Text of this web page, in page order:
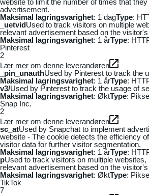
advertisement.
Maksimal lagringsvarighet: 1 dagType:
_uetvidUsed to track visitors on multiple
relevant advertisement based on the
Maksimal lagringsvarighet: 1 årType:
Pinterest
2
Lær mer om denne leverandøren
_pin_unauthUsed by Pinterest to track the
Maksimal lagringsvarighet: 1 årType:
v3/Used by Pinterest to track the usage of
Maksimal lagringsvarighet: ØktType:
Snap Inc.
2
Lær mer om denne leverandøren
sc_atUsed by Snapchat to implement
website - The cookie detects the efficiency
visitor data for further visitor segmentation.
Maksimal lagringsvarighet: 1 årType:
pUsed to track visitors on multiple websites,
relevant advertisement based on the
Maksimal lagringsvarighet: ØktType:
TikTok
7